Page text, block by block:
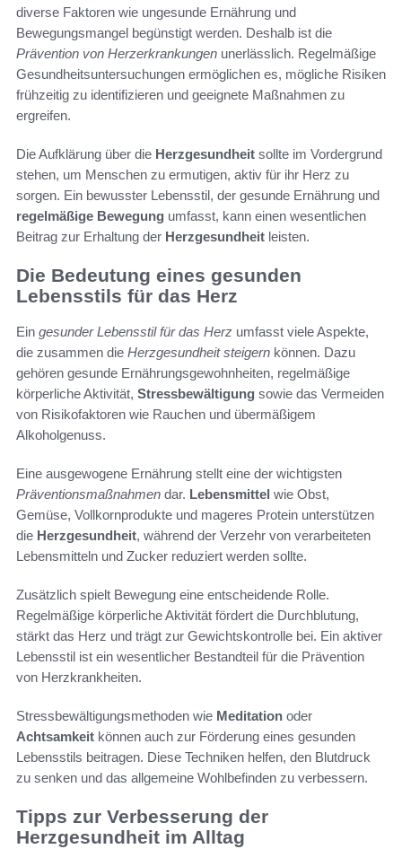
diverse Faktoren wie ungesunde Ernährung und
Bewegungsmangel begünstigt werden. Deshalb ist die
Prävention von Herzerkrankungen unerlässlich. Regelmäßige
Gesundheitsuntersuchungen ermöglichen es, mögliche Risiken
frühzeitig zu identifizieren und geeignete Maßnahmen zu
ergreifen.
Die Aufklärung über die Herzgesundheit sollte im Vordergrund
stehen, um Menschen zu ermutigen, aktiv für ihr Herz zu
sorgen. Ein bewusster Lebensstil, der gesunde Ernährung und
regelmäßige Bewegung umfasst, kann einen wesentlichen
Beitrag zur Erhaltung der Herzgesundheit leisten.
Die Bedeutung eines gesunden
Lebensstils für das Herz
Ein gesunder Lebensstil für das Herz umfasst viele Aspekte,
die zusammen die Herzgesundheit steigern können. Dazu
gehören gesunde Ernährungsgewohnheiten, regelmäßige
körperliche Aktivität, Stressbewältigung sowie das Vermeiden
von Risikofaktoren wie Rauchen und übermäßigem
Alkoholgenuss.
Eine ausgewogene Ernährung stellt eine der wichtigsten
Präventionsmaßnahmen dar. Lebensmittel wie Obst,
Gemüse, Vollkornprodukte und mageres Protein unterstützen
die Herzgesundheit, während der Verzehr von verarbeiteten
Lebensmitteln und Zucker reduziert werden sollte.
Zusätzlich spielt Bewegung eine entscheidende Rolle.
Regelmäßige körperliche Aktivität fördert die Durchblutung,
stärkt das Herz und trägt zur Gewichtskontrolle bei. Ein aktiver
Lebensstil ist ein wesentlicher Bestandteil für die Prävention
von Herzkrankheiten.
Stressbewältigungsmethoden wie Meditation oder
Achtsamkeit können auch zur Förderung eines gesunden
Lebensstils beitragen. Diese Techniken helfen, den Blutdruck
zu senken und das allgemeine Wohlbefinden zu verbessern.
Tipps zur Verbesserung der
Herzgesundheit im Alltag